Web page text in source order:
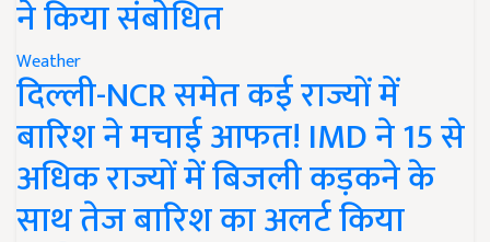
ने किया संबोधित
Weather
दिल्ली-NCR समेत कई राज्यों में
बारिश ने मचाई आफत! IMD ने 15 से
अधिक राज्यों में बिजली कड़कने के
साथ तेज बारिश का अलर्ट किया